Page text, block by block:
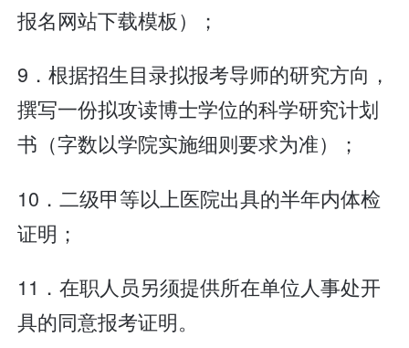
报名网站下载模板）；
9．根据招生目录拟报考导师的研究方向，
撰写一份拟攻读博士学位的科学研究计划
书（字数以学院实施细则要求为准）；
10．二级甲等以上医院出具的半年内体检
证明；
11．在职人员另须提供所在单位人事处开
具的同意报考证明。